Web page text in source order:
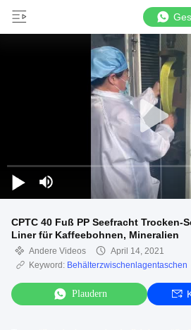
CPTC 40 Fuß PP Seefracht
Liner für Kaffeebohnen, Mineralien
Andere Videos
April 14, 2021
Keyword: Behälterzwischenlagentaschen
Plaudern